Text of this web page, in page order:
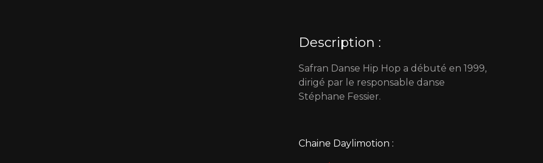
Description :
Safran Danse Hip Hop a débuté en 1999,
dirigé par le responsable danse
Stéphane Fessier.
Chaine Daylimotion :